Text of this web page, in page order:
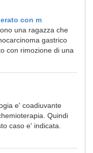
con m
una ragazza che
gastrico
con rimozione di una
e' coadiuvante
Quindi
caso e' indicata.